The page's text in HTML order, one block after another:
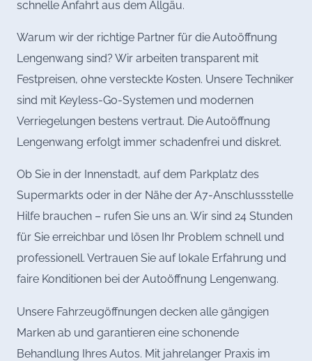
schnelle Anfahrt aus dem Allgäu.
Warum wir der richtige Partner für die Autoöffnung
Lengenwang sind? Wir arbeiten transparent mit
Festpreisen, ohne versteckte Kosten. Unsere Techniker
sind mit Keyless-Go-Systemen und modernen
Verriegelungen bestens vertraut. Die Autoöffnung
Lengenwang erfolgt immer schadenfrei und diskret.
Ob Sie in der Innenstadt, auf dem Parkplatz des
Supermarkts oder in der Nähe der A7-Anschlussstelle
Hilfe brauchen – rufen Sie uns an. Wir sind 24 Stunden
für Sie erreichbar und lösen Ihr Problem schnell und
professionell. Vertrauen Sie auf lokale Erfahrung und
faire Konditionen bei der Autoöffnung Lengenwang.
Unsere Fahrzeugöffnungen decken alle gängigen
Marken ab und garantieren eine schonende
Behandlung Ihres Autos. Mit jahrelanger Praxis im